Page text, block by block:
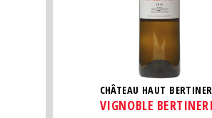
CHÂTEAU HAUT
VIGNOBLE